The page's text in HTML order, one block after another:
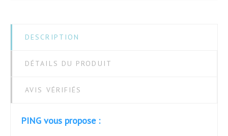
DESCRIPTION
DÉTAILS DU PRODUIT
AVIS VÉRIFIÉS
PING vous propose :